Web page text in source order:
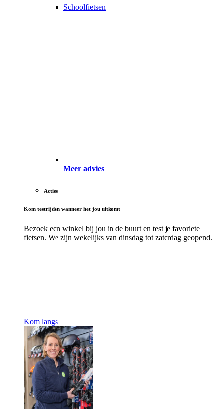
Schoolfietsen
Meer advies
Acties
Kom testrijden wanneer het jou uitkomt
Bezoek een winkel bij jou in de buurt en test je favoriete
fietsen. We zijn wekelijks van dinsdag tot zaterdag geopend.
Kom langs